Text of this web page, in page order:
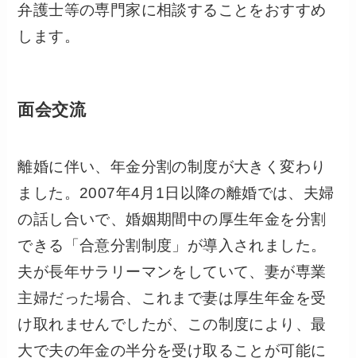
弁護士等の専門家に相談することをおすすめ
します。
面会交流
離婚に伴い、年金分割の制度が大きく変わり
ました。2007年4月1日以降の離婚では、夫婦
の話し合いで、婚姻期間中の厚生年金を分割
できる「合意分割制度」が導入されました。
夫が長年サラリーマンをしていて、妻が専業
主婦だった場合、これまで妻は厚生年金を受
け取れませんでしたが、この制度により、最
大で夫の年金の半分を受け取ることが可能に